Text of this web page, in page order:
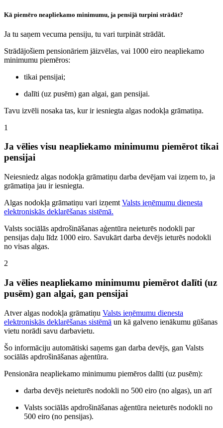
Kā piemēro neapliekamo minimumu, ja pensijā turpini strādāt?
Ja tu saņem vecuma pensiju, tu vari turpināt strādāt.
Strādājošiem pensionāriem jāizvēlas, vai 1000 eiro neapliekamo
minimumu piemēros:
tikai pensijai;
dalīti (uz pusēm) gan algai, gan pensijai.
Tavu izvēli nosaka tas, kur ir iesniegta algas nodokļa grāmatiņa.
1
Ja vēlies visu neapliekamo minimumu piemērot tikai
pensijai
Neiesniedz algas nodokļa grāmatiņu darba devējam vai izņem to, ja
grāmatiņa jau ir iesniegta.
Algas nodokļa grāmatiņu vari izņemt Valsts ieņēmumu dienesta
elektroniskās deklarēšanas sistēmā.
Valsts sociālās apdrošināšanas aģentūra neieturēs nodokli par
pensijas daļu līdz 1000 eiro. Savukārt darba devējs ieturēs nodokli
no visas algas.
2
Ja vēlies neapliekamo minimumu piemērot dalīti (uz
pusēm) gan algai, gan pensijai
Atver algas nodokļa grāmatiņu Valsts ieņēmumu dienesta
elektroniskās deklarēšanas sistēmā un kā galveno ienākumu gūšanas
vietu norādi savu darbavietu.
Šo informāciju automātiski saņems gan darba devējs, gan Valsts
sociālās apdrošināšanas aģentūra.
Pensionāra neapliekamo minimumu piemēros dalīti (uz pusēm):
darba devējs neieturēs nodokli no 500 eiro (no algas), un arī
Valsts sociālās apdrošināšanas aģentūra neieturēs nodokli no
500 eiro (no pensijas).